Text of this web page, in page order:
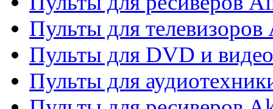
Пульты для телевизоров
Пульты для DVD и
Пульты для